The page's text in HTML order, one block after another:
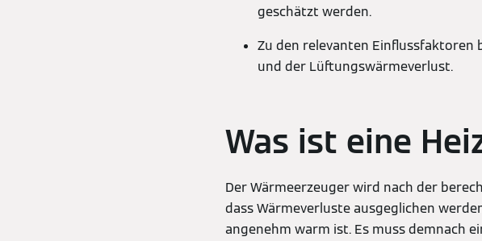
geschätzt werden.
Zu den relevanten Einflussfaktoren
und der Lüftungswärmeverlust.
Was ist eine
Der Wärmeerzeuger wird nach der
dass Wärmeverluste ausgeglichen
angenehm warm ist. Es muss demnach